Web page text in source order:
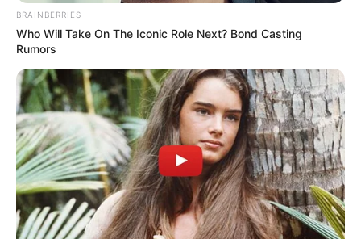
BRAINBERRIES
Who Will Take On The Iconic Role Next? Bond Casting
Rumors